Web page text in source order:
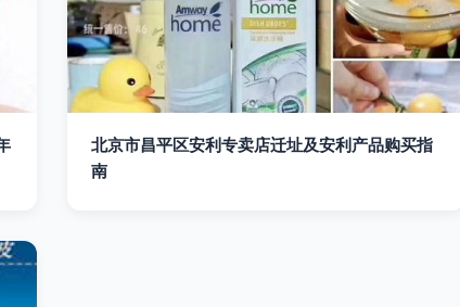
北京市昌平区安利专卖店迁址及安利产品购买指
南